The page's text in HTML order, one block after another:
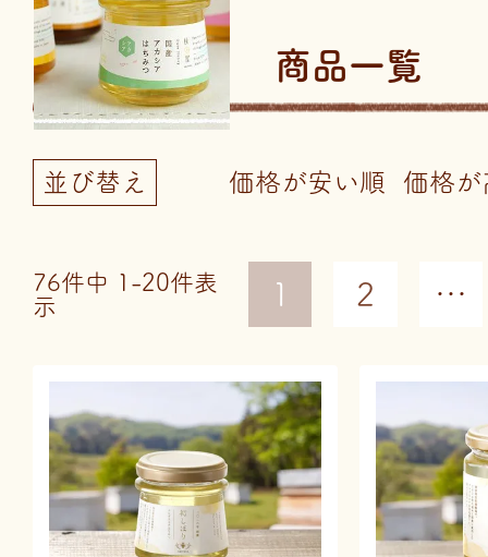
商品一覧
並び替え 価格が安い順 価格
76件中 1 -20件表
示
1 2 …